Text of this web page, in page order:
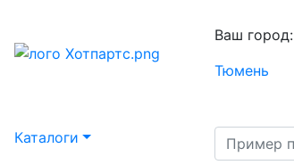
Ваш город:
Тюмень
Каталоги